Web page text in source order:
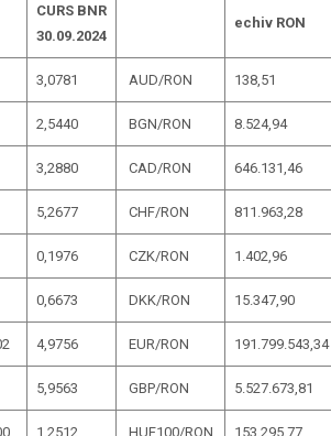
CURS BNR
30.09.2024
echiv RON
3,0781 AUD/RON 138,51
2,5440 BGN/RON 8.524,94
3,2880 CAD/RON 646.131,46
5,2677 CHF/RON 811.963,28
0,1976 CZK/RON 1.402,96
0,6673 DKK/RON 15.347,90
4,9756 EUR/RON 191.799.543,34
5,9563 GBP/RON 5.527.673,81
1,2512 HUF100/RON 153.295,77